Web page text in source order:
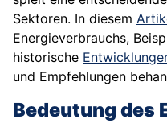
Sektoren. In diesem
Energieverbrauchs,
historische
und Empfehlungen
Bedeutung des